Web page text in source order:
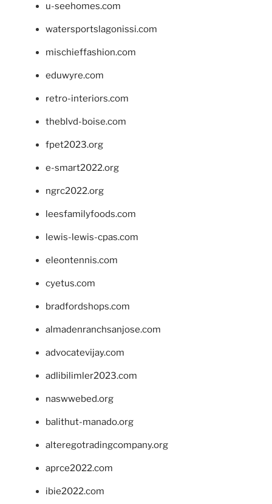
u-seehomes.com
watersportslagonissi.com
mischieffashion.com
eduwyre.com
retro-interiors.com
theblvd-boise.com
fpet2023.org
e-smart2022.org
ngrc2022.org
leesfamilyfoods.com
lewis-lewis-cpas.com
eleontennis.com
cyetus.com
bradfordshops.com
almadenranchsanjose.com
advocatevijay.com
adlibilimler2023.com
naswwebed.org
balithut-manado.org
alteregotradingcompany.org
aprce2022.com
ibie2022.com